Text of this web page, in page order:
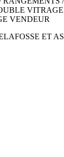
VENDEUR
ET